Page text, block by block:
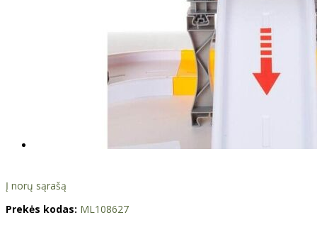
Į norų sąrašą
Prekės kodas: ML108627